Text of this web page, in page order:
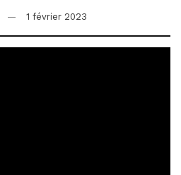
1 février 2023